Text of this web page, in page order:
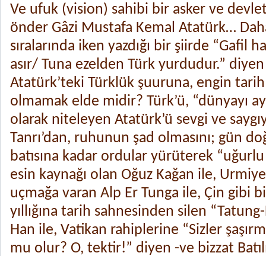
Ve ufuk (vision) sahibi bir asker ve
önder Gâzi Mustafa Kemal Atatürk…
sıralarında iken yazdığı bir şiirde “Gafil
asır/ Tuna ezelden Türk yurdudur.”
Atatürk’teki Türklük şuuruna, engin
olmamak elde midir? Türk’ü, “dünyayı
olarak niteleyen Atatürk’ü sevgi ve
Tanrı’dan, ruhunun şad olmasını; gün
batısına kadar ordular yürüterek
esin kaynağı olan Oğuz Kağan ile, Urmiye
uçmağa varan Alp Er Tunga ile, Çin gibi
yıllığına tarih sahnesinden silen
Han ile, Vatikan rahiplerine “Sizler
mu olur? O, tektir!” diyen -ve bizzat